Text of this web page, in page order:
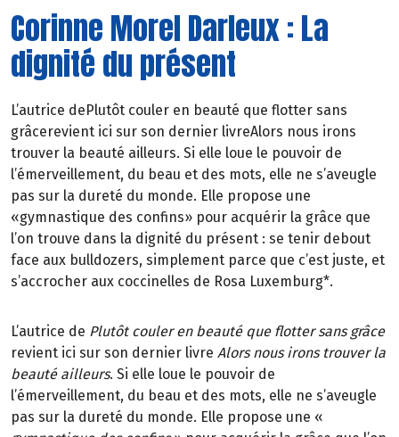
Corinne Morel Darleux : La
dignité du présent
L’autrice dePlutôt couler en beauté que flotter sans
grâcerevient ici sur son dernier livreAlors nous irons
trouver la beauté ailleurs. Si elle loue le pouvoir de
l’émerveillement, du beau et des mots, elle ne s’aveugle
pas sur la dureté du monde. Elle propose une
«gymnastique des confins» pour acquérir la grâce que
l’on trouve dans la dignité du présent : se tenir debout
face aux bulldozers, simplement parce que c’est juste, et
s’accrocher aux coccinelles de Rosa Luxemburg*.
L’autrice de Plutôt couler en beauté que flotter sans grâce
revient ici sur son dernier livre Alors nous irons trouver la
beauté ailleurs. Si elle loue le pouvoir de
l’émerveillement, du beau et des mots, elle ne s’aveugle
pas sur la dureté du monde. Elle propose une «